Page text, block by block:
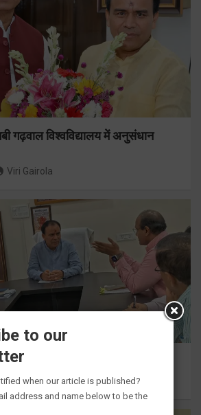
गढ़वाल विश्वविद्यालय में अनुसंधान
Viri Gairola
प्रदेशभर में आयोजित करेगा रोजगार मेले
Viri Gairola
to our
when our article is published?
address and name below to be the